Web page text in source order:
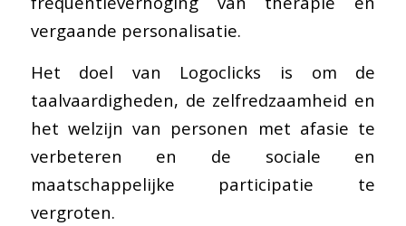
vergaande personalisatie.
Het doel van Logoclicks is om de
taalvaardigheden, de zelfredzaamheid en
het welzijn van personen met afasie te
verbeteren en de sociale en
maatschappelijke participatie te
vergroten.